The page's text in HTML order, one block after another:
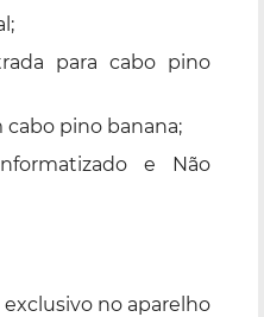
para cabo pino
cabo pino banana;
e Não
no aparelho